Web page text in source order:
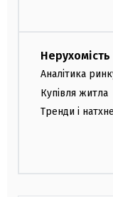
Нерухомість
Аналітика
Купівля житла
Тренди і